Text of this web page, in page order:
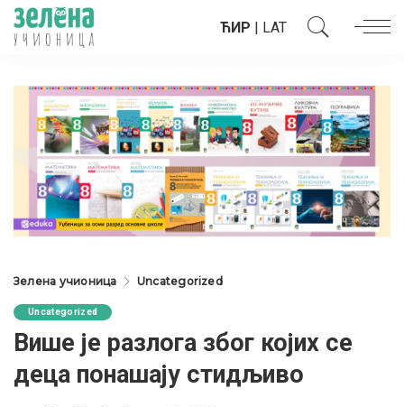
ЋИР | LAT
Зелена учионица Uncategorized
Uncategorized
Више је разлога због којих се
деца понашају стидљиво